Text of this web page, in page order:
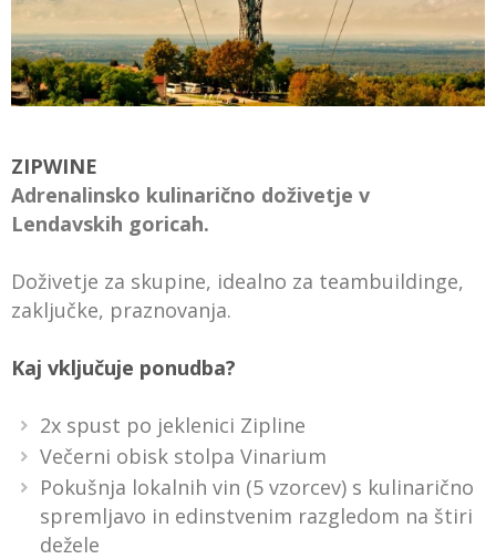
ZIPWINE
Adrenalinsko kulinarično doživetje v
Lendavskih goricah.
Doživetje za skupine, idealno za teambuildinge,
zaključke, praznovanja.
Kaj vključuje ponudba?
2x spust po jeklenici Zipline
Večerni obisk stolpa Vinarium
Pokušnja lokalnih vin (5 vzorcev) s kulinarično
spremljavo in edinstvenim razgledom na štiri
dežele